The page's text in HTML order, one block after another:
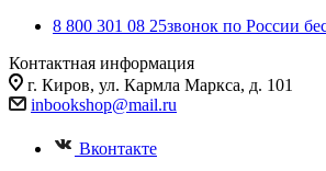
8 800 301 08 25звонок по России
Контактная информация
г. Киров, ул. Кармла Маркса, д. 101
inbookshop@mail.ru
Вконтакте